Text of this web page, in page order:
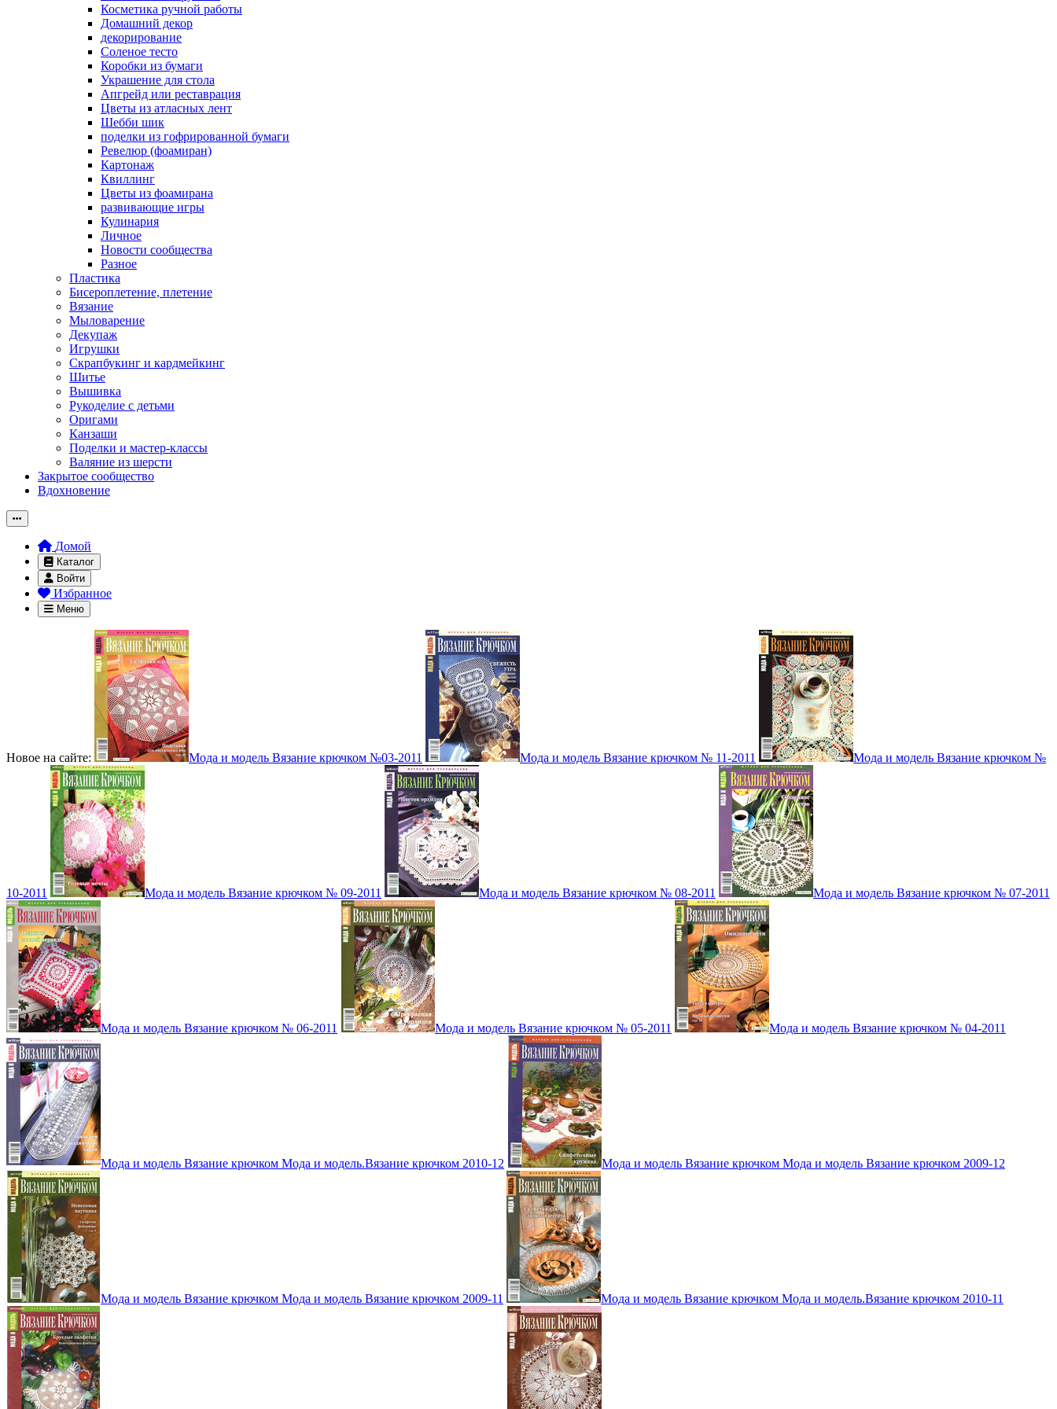
Косметика ручной работы
Домашний декор
декорирование
Соленое тесто
Коробки из бумаги
Украшение для стола
Апгрейд или реставрация
Цветы из атласных лент
Шебби шик
поделки из гофрированной бумаги
Ревелюр (фоамиран)
Картонаж
Квиллинг
Цветы из фоамирана
развивающие игры
Кулинария
Личное
Новости сообщества
Разное
Пластика
Бисероплетение, плетение
Вязание
Мыловарение
Декупаж
Игрушки
Скрапбукинг и кардмейкинг
Шитье
Вышивка
Рукоделие с детьми
Оригами
Канзаши
Поделки и мастер-классы
Валяние из шерсти
Закрытое сообщество
Вдохновение
Домой
Каталог
Войти
Избранное
Меню
Новое на сайте: Мода и модель Вязание крючком №03-2011 Мода и модель Вязание крючком № 11-2011 Мода и модель Вязание крючком №
10-2011 Мода и модель Вязание крючком № 09-2011 Мода и модель Вязание крючком № 08-2011 Мода и модель Вязание крючком № 07-2011
Мода и модель Вязание крючком № 06-2011 Мода и модель Вязание крючком № 05-2011 Мода и модель Вязание крючком № 04-2011
Мода и модель Вязание крючком Мода и модель.Вязание крючком 2010-12 Мода и модель Вязание крючком Мода и модель Вязание крючком 2009-12
Мода и модель Вязание крючком Мода и модель Вязание крючком 2009-11 Мода и модель Вязание крючком Мода и модель.Вязание крючком 2010-11